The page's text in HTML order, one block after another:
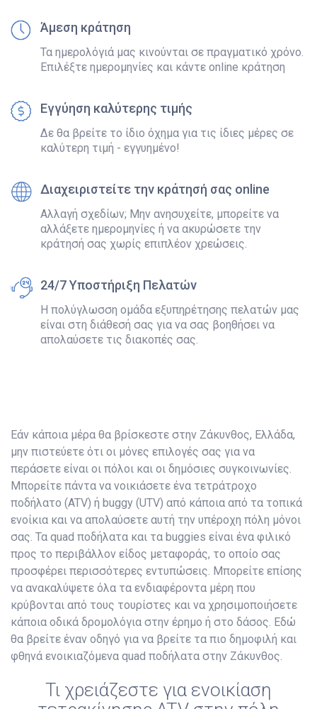
Άμεση κράτηση
Τα ημερολόγιά μας κινούνται σε πραγματικό χρόνο.
Επιλέξτε ημερομηνίες και κάντε online κράτηση
Εγγύηση καλύτερης τιμής
Δε θα βρείτε το ίδιο όχημα για τις ίδιες μέρες σε
καλύτερη τιμή - εγγυημένο!
Διαχειριστείτε την κράτησή σας online
Αλλαγή σχεδίων; Μην ανησυχείτε, μπορείτε να
αλλάξετε ημερομηνίες ή να ακυρώσετε την
κράτησή σας χωρίς επιπλέον χρεώσεις.
24/7 Υποστήριξη Πελατών
Η πολύγλωσση ομάδα εξυπηρέτησης πελατών μας
είναι στη διάθεσή σας για να σας βοηθήσει να
απολαύσετε τις διακοπές σας.
Εάν κάποια μέρα θα βρίσκεστε στην Ζάκυνθος, Ελλάδα,
μην πιστεύετε ότι οι μόνες επιλογές σας για να
περάσετε είναι οι πόλοι και οι δημόσιες συγκοινωνίες.
Μπορείτε πάντα να νοικιάσετε ένα τετράτροχο
ποδήλατο (ATV) ή buggy (UTV) από κάποια από τα τοπικά
ενοίκια και να απολαύσετε αυτή την υπέροχη πόλη μόνοι
σας. Τα quad ποδήλατα και τα buggies είναι ένα φιλικό
προς το περιβάλλον είδος μεταφοράς, το οποίο σας
προσφέρει περισσότερες εντυπώσεις. Μπορείτε επίσης
να ανακαλύψετε όλα τα ενδιαφέροντα μέρη που
κρύβονται από τους τουρίστες και να χρησιμοποιήσετε
κάποια οδικά δρομολόγια στην έρημο ή στο δάσος. Εδώ
θα βρείτε έναν οδηγό για να βρείτε τα πιο δημοφιλή και
φθηνά ενοικιαζόμενα quad ποδήλατα στην Ζάκυνθος.
Τι χρειάζεστε για ενοικίαση